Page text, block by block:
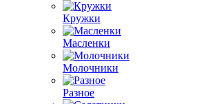
Кружки
Масленки
Молочники
Разное